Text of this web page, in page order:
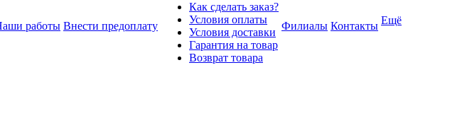
работы Внести предоплату
Как сделать заказ?
Условия оплаты
Условия доставки
Гарантия на товар
Возврат товара
Филиалы Контакты Ещё